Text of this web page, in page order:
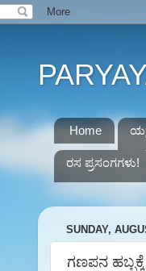
Home
ರಸ ಪ್ರಸಂಗಗಳು!
SUNDAY,
ಗಣಪನ